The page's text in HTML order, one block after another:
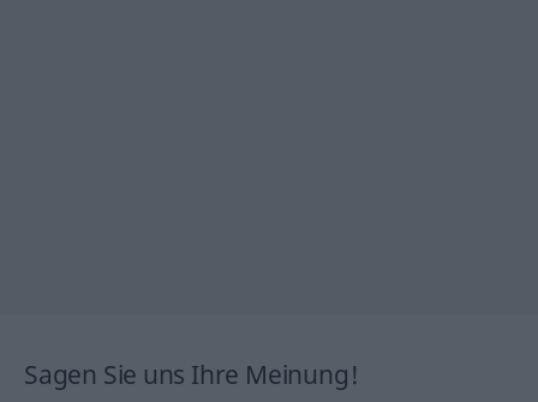
Sagen Sie uns Ihre Meinung!